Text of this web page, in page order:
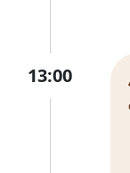
13:00